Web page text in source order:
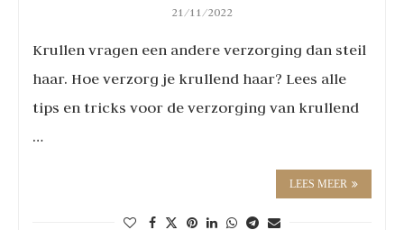
21/11/2022
Krullen vragen een andere verzorging dan steil
haar. Hoe verzorg je krullend haar? Lees alle
tips en tricks voor de verzorging van krullend
…
LEES MEER